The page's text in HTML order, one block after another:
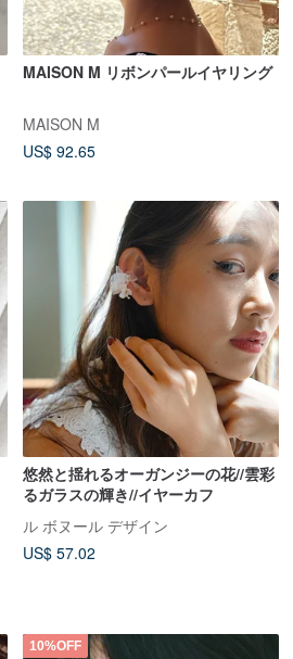
MAISON M リボンパールイヤリング
MAISON M
US$ 92.65
悠然と揺れるオーガンジーの花//雲彩
るガラスの輝き//イヤーカフ
ル ボヌール デザイン
US$ 57.02
10%OFF